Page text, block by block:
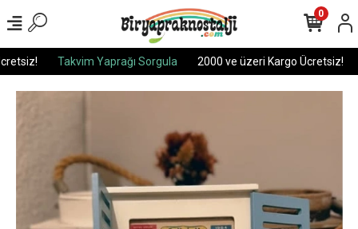
Takvim Yaprağı Sorgula 2000 ve üzeri Kargo Ücretsiz!
0